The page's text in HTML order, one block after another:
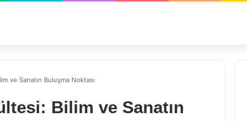
ve Sanatın Buluşma Noktası
Bilim ve Sanatın